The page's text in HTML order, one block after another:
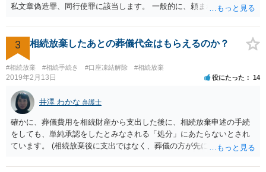
私文章偽造罪、同行使罪に該当します。 一般的に、頼まれた（委任さ
か？ 委任状を偽造して使用することはまでは依頼の範囲ではない
ので できないと思います。
3 相続放棄したあとの葬儀代金はもらえるのか？
#相続放棄 #相続手続き #口座凍結解除 #相続放棄
2019年2月13日 役にたった 14
井澤 わかな 弁護士
確かに、葬儀費用を相続財産から支出した後に、相続放棄申述の手続
をしても、単純承認をしたとみなされる「処分」にあたらないとされ
ています。 (相続放棄後に支出ではなく、葬儀の方が先に来るのが通常
述の手続ということだと思いますが) ただ、葬儀費用ならいくらでもよ